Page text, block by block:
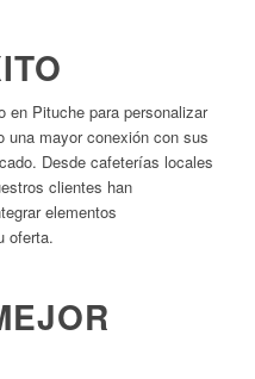
en Pituche para personalizar
una mayor conexión con sus
Desde cafeterías locales
clientes han
elementos
oferta.